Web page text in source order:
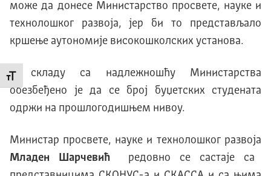
Промени величину слова
може да донесе Министарство просвете, науке и
технолошког развоја, јер би то представљало
кршење аутономије високошколских установа.
У складу са надлежношћу Министарства
обезбеђено је да се број буџетских студената
одржи на прошлогодишњем нивоу.
Министар просвете, науке и технолошког развоја
Младен Шарчевић редовно се састаје са